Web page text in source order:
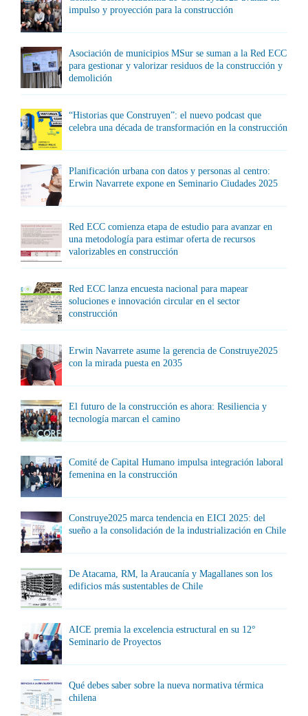
impulso y proyección para la construcción
Asociación de municipios MSur se suman a la Red ECC
para gestionar y valorizar residuos de la construcción y
demolición
“Historias que Construyen”: el nuevo podcast que
celebra una década de transformación en la construcción
Planificación urbana con datos y personas al centro:
Erwin Navarrete expone en Seminario Ciudades 2025
Red ECC comienza etapa de estudio para avanzar en
una metodología para estimar oferta de recursos
valorizables en construcción
Red ECC lanza encuesta nacional para mapear
soluciones e innovación circular en el sector
construcción
Erwin Navarrete asume la gerencia de Construye2025
con la mirada puesta en 2035
El futuro de la construcción es ahora: Resiliencia y
tecnología marcan el camino
Comité de Capital Humano impulsa integración laboral
femenina en la construcción
Construye2025 marca tendencia en EICI 2025: del
sueño a la consolidación de la industrialización en Chile
De Atacama, RM, la Araucanía y Magallanes son los
edificios más sustentables de Chile
AICE premia la excelencia estructural en su 12°
Seminario de Proyectos
Qué debes saber sobre la nueva normativa térmica
chilena